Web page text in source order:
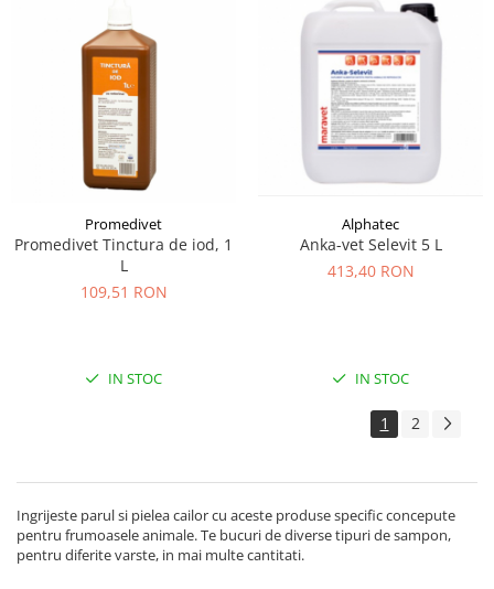
Promedivet
Promedivet Tinctura de iod, 1
L
109,51 RON
IN STOC
Alphatec
Anka-vet Selevit 5 L
413,40 RON
IN STOC
1 2
Ingrijeste parul si pielea cailor cu aceste produse specific concepute
pentru frumoasele animale. Te bucuri de diverse tipuri de sampon,
pentru diferite varste, in mai multe cantitati.